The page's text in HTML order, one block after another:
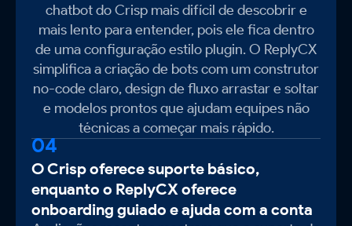
chatbot do Crisp mais difícil de descobrir e
mais lento para entender, pois ele fica dentro
de uma configuração estilo plugin. O ReplyCX
simplifica a criação de bots com um construtor
no-code claro, design de fluxo arrastar e soltar
e modelos prontos que ajudam equipes não
técnicas a começar mais rápido.
04
O Crisp oferece suporte básico,
enquanto o ReplyCX oferece
onboarding guiado e ajuda com a conta